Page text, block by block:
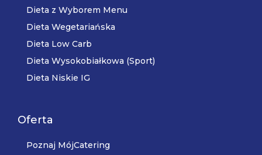
Dieta z Wyborem Menu
Dieta Wegetariańska
Dieta Low Carb
Dieta Wysokobiałkowa (Sport)
Dieta Niskie IG
Oferta
Poznaj MójCatering